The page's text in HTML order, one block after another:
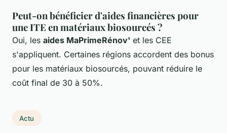
Peut-on bénéficier d'aides financières pour
une ITE en matériaux biosourcés ?
Oui, les aides MaPrimeRénov' et les CEE
s'appliquent. Certaines régions accordent des bonus
pour les matériaux biosourcés, pouvant réduire le
coût final de 30 à 50%.
Actu